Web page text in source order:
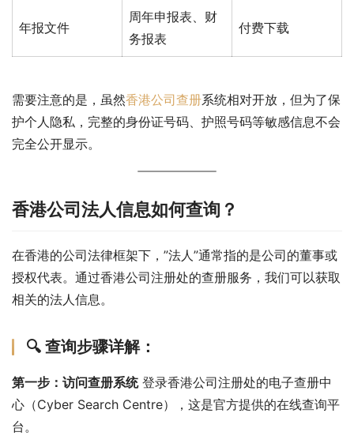
年报文件
周年申报表、财
务报表
付费下载
需要注意的是，虽然香港公司查册系统相对开放，但为了保
护个人隐私，完整的身份证号码、护照号码等敏感信息不会
完全公开显示。
香港公司法人信息如何查询？
在香港的公司法律框架下，”法人”通常指的是公司的董事或
授权代表。通过香港公司注册处的查册服务，我们可以获取
相关的法人信息。
🔍 查询步骤详解：
第一步：访问查册系统 登录香港公司注册处的电子查册中
心（Cyber Search Centre），这是官方提供的在线查询平
台。